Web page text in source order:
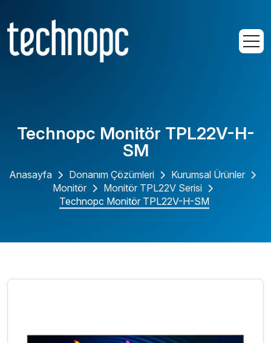
Technopc Monitör TPL22V-H-
SM
Anasayfa Donanım Çözümleri
Kurumsal Ürünler
Monitör
Monitör TPL22V Serisi
Technopc Monitör TPL22V-H-SM